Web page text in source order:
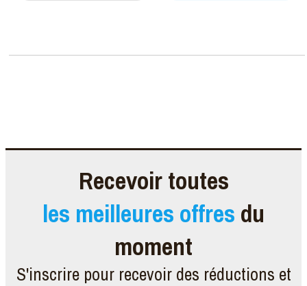
Recevoir toutes
les meilleures offres du
moment
S'inscrire pour recevoir des réductions et